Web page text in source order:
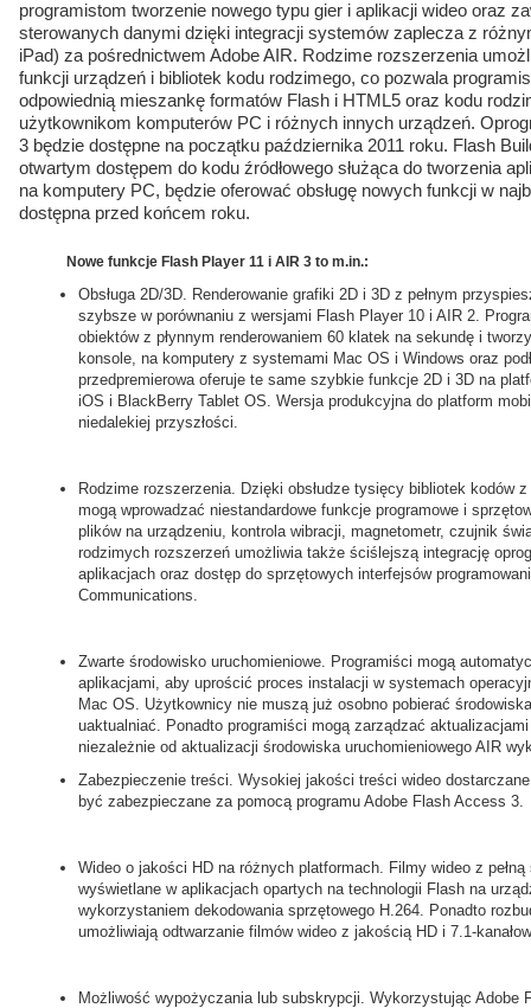
programistom tworzenie nowego typu gier i aplikacji wideo oraz
sterowanych danymi dzięki integracji systemów zaplecza z
iPad) za pośrednictwem Adobe AIR. Rodzime rozszerzenia
funkcji urządzeń i bibliotek kodu rodzimego, co pozwala
odpowiednią mieszankę formatów Flash i HTML5 oraz kodu
użytkownikom komputerów PC i różnych innych urządzeń.
3 będzie dostępne na początku października 2011 roku. Flash
otwartym dostępem do kodu źródłowego służąca do tworzenia
na komputery PC, będzie oferować obsługę nowych funkcji w
dostępna przed końcem roku.
Nowe funkcje Flash Player 11 i AIR 3 to m.in.:
Obsługa 2D/3D. Renderowanie grafiki 2D i 3D z pełnym
szybsze w porównaniu z wersjami Flash Player 10 i AIR 2.
obiektów z płynnym renderowaniem 60 klatek na sekundę i
konsole, na komputery z systemami Mac OS i Windows oraz
przedpremierowa oferuje te same szybkie funkcje 2D i 3D na
iOS i BlackBerry Tablet OS. Wersja produkcyjna do platform
niedalekiej przyszłości.
Rodzime rozszerzenia. Dzięki obsłudze tysięcy bibliotek kodów
mogą wprowadzać niestandardowe funkcje programowe i
plików na urządzeniu, kontrola wibracji, magnetometr, czujnik
rodzimych rozszerzeń umożliwia także ściślejszą integrację
aplikacjach oraz dostęp do sprzętowych interfejsów
Communications.
Zwarte środowisko uruchomieniowe. Programiści mogą
aplikacjami, aby uprościć proces instalacji w systemach
Mac OS. Użytkownicy nie muszą już osobno pobierać
uaktualniać. Ponadto programiści mogą zarządzać
niezależnie od aktualizacji środowiska uruchomieniowego AIR
Zabezpieczenie treści. Wysokiej jakości treści wideo
być zabezpieczane za pomocą programu Adobe Flash Access 3.
Wideo o jakości HD na różnych platformach. Filmy wideo z
wyświetlane w aplikacjach opartych na technologii Flash na
wykorzystaniem dekodowania sprzętowego H.264. Ponadto
umożliwiają odtwarzanie filmów wideo z jakością HD i 7.1-
Możliwość wypożyczania lub subskrypcji. Wykorzystując Adobe